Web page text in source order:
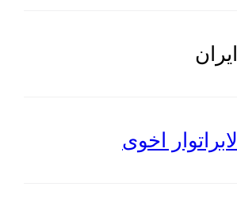
ایران
لابراتوار اخوی